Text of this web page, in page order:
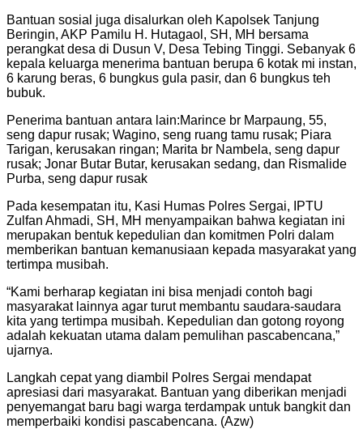
Bantuan sosial juga disalurkan oleh Kapolsek Tanjung
Beringin, AKP Pamilu H. Hutagaol, SH, MH bersama
perangkat desa di Dusun V, Desa Tebing Tinggi. Sebanyak 6
kepala keluarga menerima bantuan berupa 6 kotak mi instan,
6 karung beras, 6 bungkus gula pasir, dan 6 bungkus teh
bubuk.
Penerima bantuan antara lain:Marince br Marpaung, 55,
seng dapur rusak; Wagino, seng ruang tamu rusak; Piara
Tarigan, kerusakan ringan; Marita br Nambela, seng dapur
rusak; Jonar Butar Butar, kerusakan sedang, dan Rismalide
Purba, seng dapur rusak
Pada kesempatan itu, Kasi Humas Polres Sergai, IPTU
Zulfan Ahmadi, SH, MH menyampaikan bahwa kegiatan ini
merupakan bentuk kepedulian dan komitmen Polri dalam
memberikan bantuan kemanusiaan kepada masyarakat yang
tertimpa musibah.
“Kami berharap kegiatan ini bisa menjadi contoh bagi
masyarakat lainnya agar turut membantu saudara-saudara
kita yang tertimpa musibah. Kepedulian dan gotong royong
adalah kekuatan utama dalam pemulihan pascabencana,”
ujarnya.
Langkah cepat yang diambil Polres Sergai mendapat
apresiasi dari masyarakat. Bantuan yang diberikan menjadi
penyemangat baru bagi warga terdampak untuk bangkit dan
memperbaiki kondisi pascabencana. (Azw)